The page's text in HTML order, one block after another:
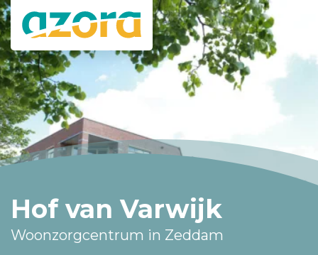
Hof van Varwijk
Woonzorgcentrum in Zeddam